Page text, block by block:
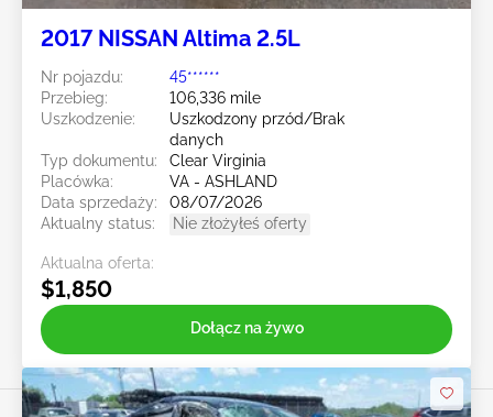
2017 NISSAN Altima 2.5L
Nr pojazdu:
45******
Przebieg:
106,336 mile
Uszkodzenie:
Uszkodzony przód/Brak
danych
Typ dokumentu:
Clear Virginia
Placówka:
VA - ASHLAND
Data sprzedaży:
08/07/2026
Aktualny status:
Nie złożyłeś oferty
Aktualna oferta:
$1,850
Dołącz na żywo